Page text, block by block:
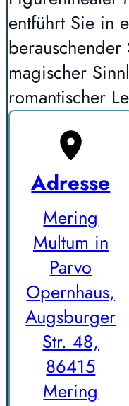
entführt Sie in
berauschender
magischer
romantischer
Adresse
Mering
Multum in
Parvo
Opernhaus,
Augsburger
Str. 48,
86415
Mering